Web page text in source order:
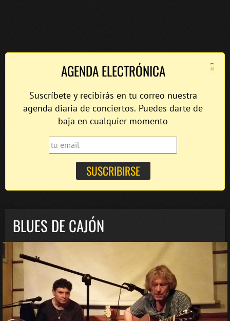
×
AGENDA ELECTRÓNICA
Suscríbete y recibirás en tu correo nuestra
agenda diaria de conciertos. Puedes darte de
baja en cualquier momento
BLUES DE CAJÓN